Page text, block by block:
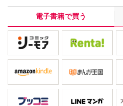
と目を離した隙に、火事!? この私
電子書籍で買う